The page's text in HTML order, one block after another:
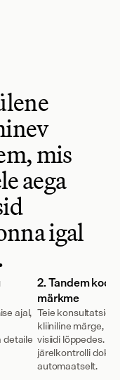
mis
aega
igal
ajal,
detaile
2. Tandem
märkme
Teie
kliiniline märge,
visiidi lõppedes.
järelkontrolli
automaatselt.